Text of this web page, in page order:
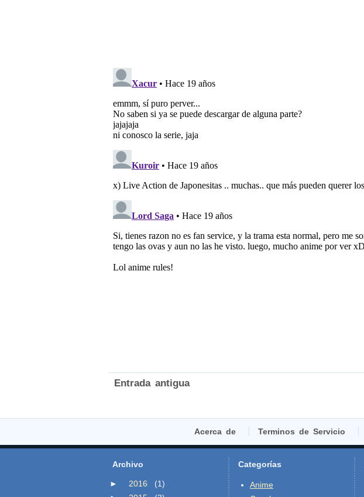
Entrada antigua
Acerca de Terminos de Servicio
Archivo
► 2016
(1)
Categorías
Anime